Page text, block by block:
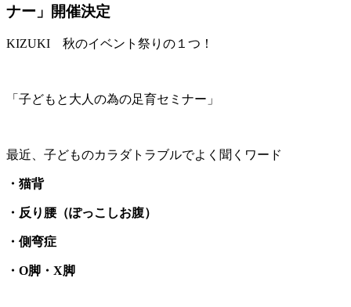
ナー」開催決定
KIZUKI 秋のイベント祭りの１つ！
「子どもと大人の為の足育セミナー」
最近、子どものカラダトラブルでよく聞くワード
・猫背
・反り腰（ぽっこしお腹）
・側弯症
・O脚・X脚